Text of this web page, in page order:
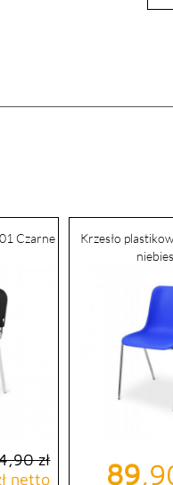
Czarne
zł
netto
Krzesło
Cena
89